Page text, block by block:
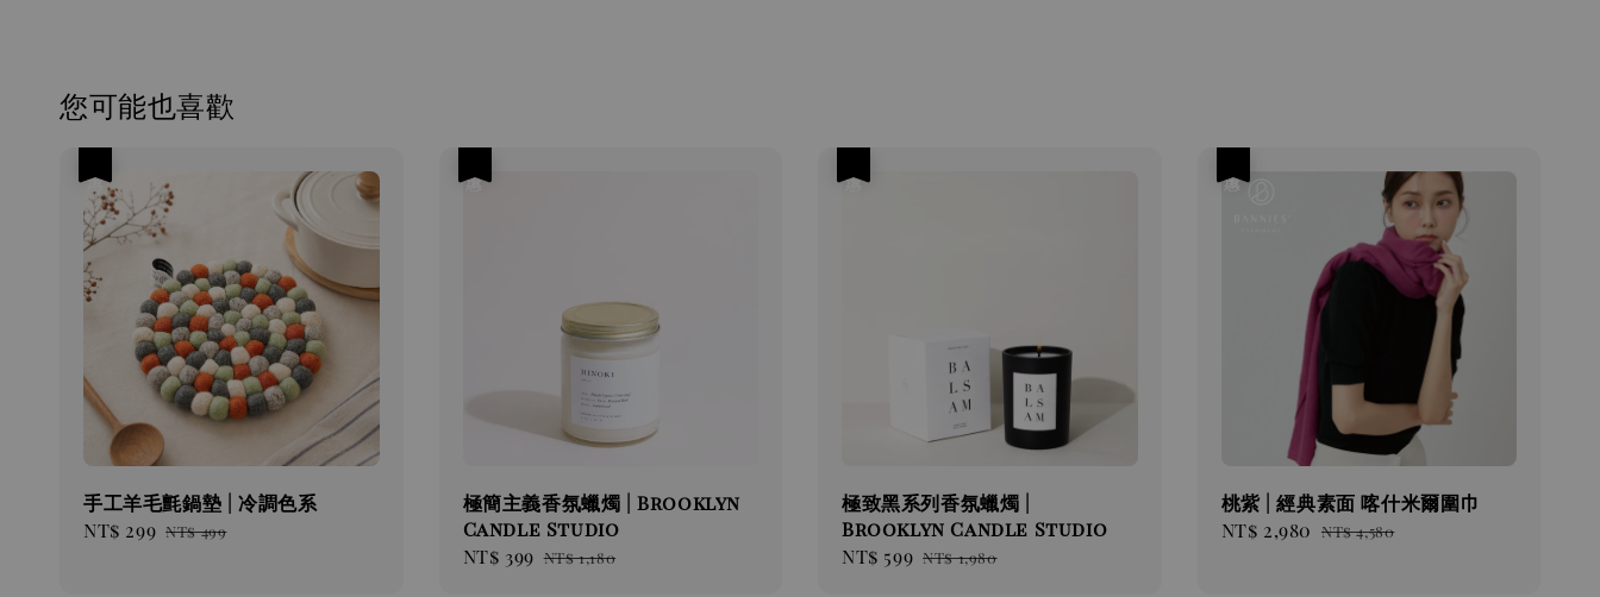
您可能也喜歡
手工羊毛氈鍋墊 | 冷調色系
Sale
NT$ 299 Regular
NT$ 499
極簡主義香氛蠟燭 | Brooklyn
Candle Studio
Sale
NT$ 399 Regular
NT$ 1,180
極致黑系列香氛蠟燭 |
Brooklyn Candle Studio
Sale
NT$ 599 Regular
NT$ 1,980
桃紫 | 經典素面 喀什米爾圍巾
Sale
NT$ 2,980 Regular
NT$ 4,580